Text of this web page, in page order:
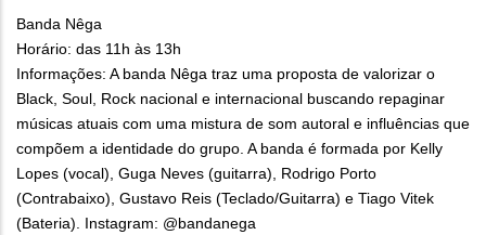
Banda Nêga
Horário: das 11h às 13h
Informações: A banda Nêga traz uma proposta de valorizar o
Black, Soul, Rock nacional e internacional buscando repaginar
músicas atuais com uma mistura de som autoral e influências que
compõem a identidade do grupo. A banda é formada por Kelly
Lopes (vocal), Guga Neves (guitarra), Rodrigo Porto
(Contrabaixo), Gustavo Reis (Teclado/Guitarra) e Tiago Vitek
(Bateria). Instagram: @bandanega